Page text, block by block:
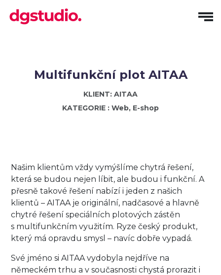
Multifunkční plot AITAA
KLIENT: AITAA
KATEGORIE : Web, E-shop
Našim klientům vždy vymýšlíme chytrá řešení,
která se budou nejen líbit, ale budou i funkční. A
přesně takové řešení nabízí i jeden z našich
klientů – AITAA je originální, nadčasové a hlavně
chytré řešení speciálních plotových zástěn
s multifunkčním využitím. Ryze český produkt,
který má opravdu smysl – navíc dobře vypadá.
Své jméno si AITAA vydobyla nejdříve na
německém trhu a v současnosti chystá prorazit i